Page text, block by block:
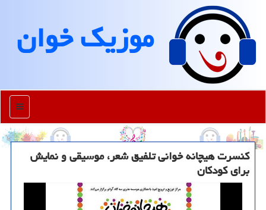
موزیك خوان
منو
کنسرت هیچانه خوانی تلفیق شعر، موسیقی و نمایش
برای کودکان